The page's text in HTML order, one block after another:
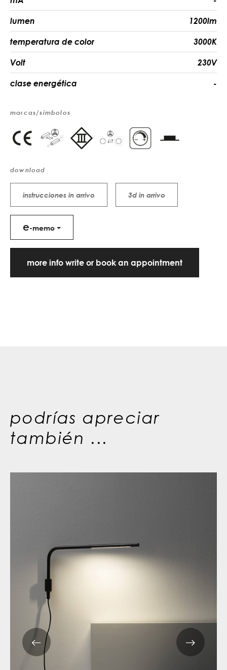
lumen 1200lm
temperatura de color 3000K
Volt 230V
clase energética -
marcas/símbolos
download
instrucciones in arrivo 3d in arrivo
e-memo
more info write or book an appointment
podrías apreciar
también ...